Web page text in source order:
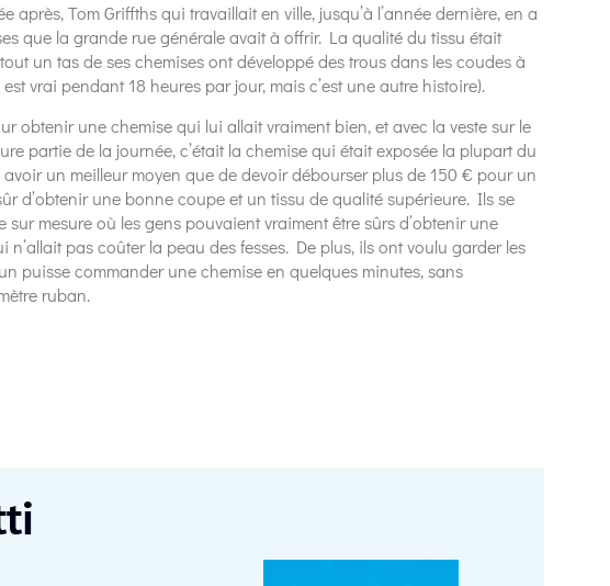
après, Tom Griffths qui travaillait en ville, jusqu’à l’année dernière, en a
que la grande rue générale avait à offrir. La qualité du tissu était
un tas de ses chemises ont développé des trous dans les coudes à
vrai pendant 18 heures par jour, mais c’est une autre histoire).
obtenir une chemise qui lui allait vraiment bien, et avec la veste sur le
partie de la journée, c’était la chemise qui était exposée la plupart du
un meilleur moyen que de devoir débourser plus de 150 € pour un
d’obtenir une bonne coupe et un tissu de qualité supérieure. Ils se
mesure où les gens pouvaient vraiment être sûrs d’obtenir une
n’allait pas coûter la peau des fesses. De plus, ils ont voulu garder les
puisse commander une chemise en quelques minutes, sans
ruban.